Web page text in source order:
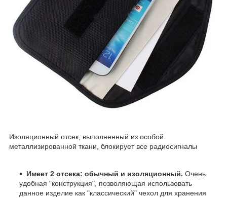
Изоляционный отсек, выполненный из особой
металлизированной ткани, блокирует все радиосигналы
Имеет 2 отсека: обычный и изоляционный. Очень
удобная "конструкция", позволяющая использовать
данное изделие как "классический" чехол для хранения